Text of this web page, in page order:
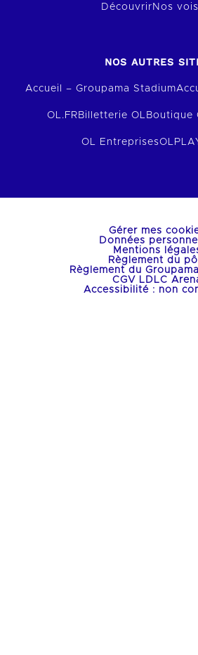
Découvrir Nos
NOS AUTRES
Accueil – Groupama Stadium
OL.FR Billetterie OL Boutique
OL Entreprises
Gérer mes
Données
Mentions
Règlement du
Règlement du
CGV LDLC
Accessibilité : non